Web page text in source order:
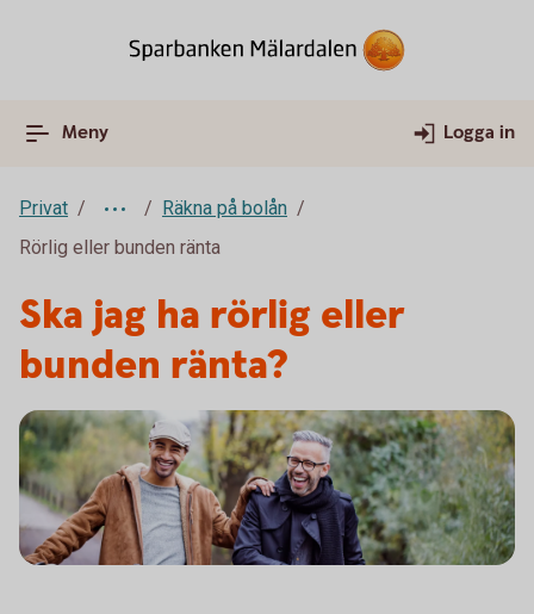
Meny Logga in
Privat
Räkna på bolån
Rörlig eller bunden ränta
Ska jag ha rörlig eller
bunden ränta?